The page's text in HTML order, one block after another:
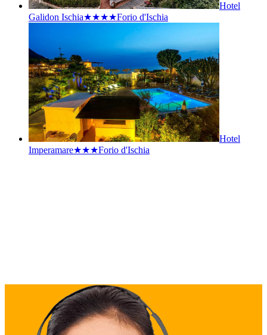
Hotel
Galidon Ischia★★★★Forio d'Ischia
Hotel
Imperamare★★★Forio d'Ischia